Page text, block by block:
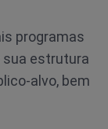
programas
sua estrutura
alvo, bem